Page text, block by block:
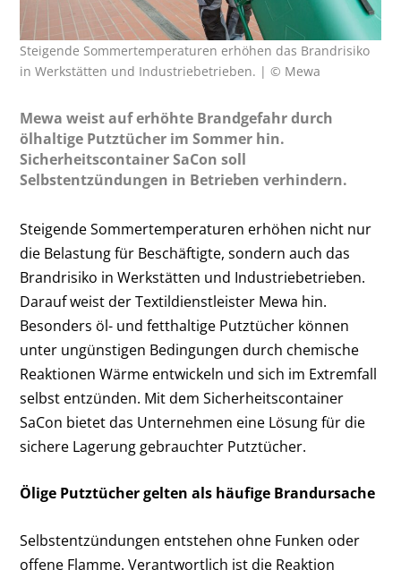
Steigende Sommertemperaturen erhöhen das Brandrisiko
in Werkstätten und Industriebetrieben. | © Mewa
Mewa weist auf erhöhte Brandgefahr durch
ölhaltige Putztücher im Sommer hin.
Sicherheitscontainer SaCon soll
Selbstentzündungen in Betrieben verhindern.
Steigende Sommertemperaturen erhöhen nicht nur
die Belastung für Beschäftigte, sondern auch das
Brandrisiko in Werkstätten und Industriebetrieben.
Darauf weist der Textildienstleister Mewa hin.
Besonders öl- und fetthaltige Putztücher können
unter ungünstigen Bedingungen durch chemische
Reaktionen Wärme entwickeln und sich im Extremfall
selbst entzünden. Mit dem Sicherheitscontainer
SaCon bietet das Unternehmen eine Lösung für die
sichere Lagerung gebrauchter Putztücher.
Ölige Putztücher gelten als häufige Brandursache
Selbstentzündungen entstehen ohne Funken oder
offene Flamme. Verantwortlich ist die Reaktion